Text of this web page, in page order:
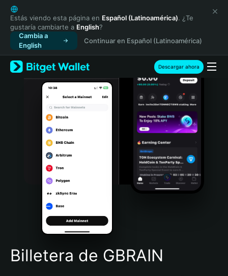
English
日本語
Tiếng Việt
Русский
Español (Latinoamérica)
Türkçe
Italiano
Português (Portugal)
Bahasa Indonesia
Português (Brasil)
Español (Argentina)
Estás viendo esta página en Español (Latinoamérica). ¿Te
gustaría cambiarte a English?
Cambia a
English
Continuar en Español (Latinoamérica)
Descargar ahora
Billetera de GBRAIN